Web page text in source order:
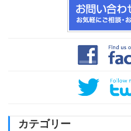
カテゴリー